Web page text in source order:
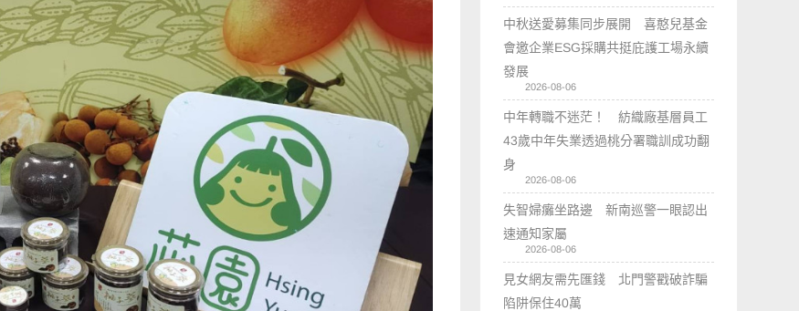
中秋送愛募集同步展開 喜憨兒基金
會邀企業ESG採購共挺庇護工場永續
發展
2026-08-06
中年轉職不迷茫！ 紡織廠基層員工
43歲中年失業透過桃分署職訓成功翻
身
2026-08-06
失智婦癱坐路邊 新南巡警一眼認出
速通知家屬
2026-08-06
見女網友需先匯錢 北門警戳破詐騙
陷阱保住40萬